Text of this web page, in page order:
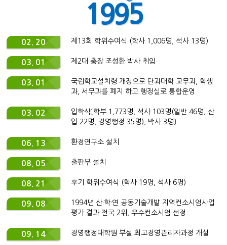
1995
02. 20 제13회 학위수여식 (학사 1,006명, 석사 13명)
03. 01 제2대 총장 조성환 박사 취임
03. 01
국립학교설치령 개정으로 단과대학 교무과, 학생
과, 서무과를 폐지 하고 행정실로 통합운영
03. 02
입학식〔학부 1,773명, 석사 103명(일반 46명, 산
업 22명, 경영행정 35명), 박사 3명〕
06. 13 환경연구소 설치
08. 05 출판부 설치
08. 21 후기 학위수여식 (학사 19명, 석사 6명)
09. 08
1994년 산·학·연 공동기술개발 지역컨소시엄사업
평가 결과 전국 2위, 우수컨소시엄 선정
09. 14 경영행정대학원 부설 최고경영관리자과정 개설